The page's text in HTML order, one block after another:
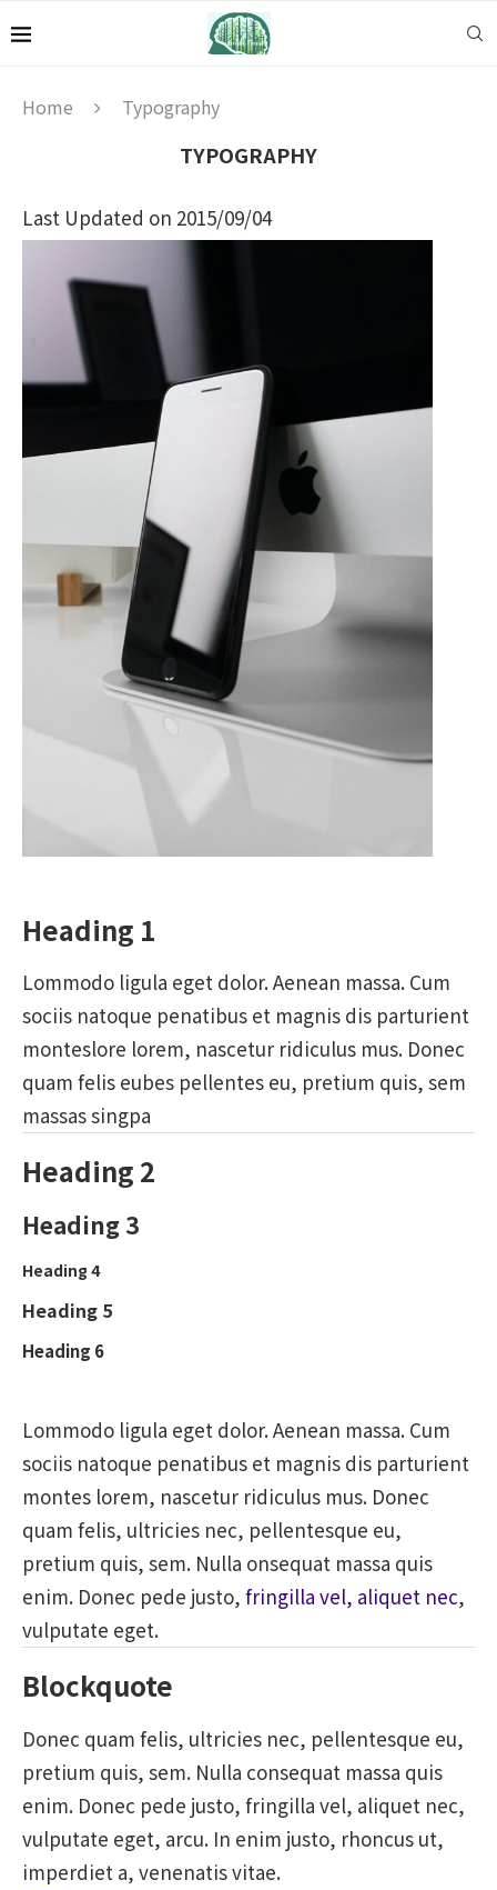
Home Typography
TYPOGRAPHY
Last Updated on 2015/09/04
Heading 1
Lommodo ligula eget dolor. Aenean massa. Cum
sociis natoque penatibus et magnis dis parturient
monteslore lorem, nascetur ridiculus mus. Donec
quam felis eubes pellentes eu, pretium quis, sem
massas singpa
Heading 2
Heading 3
Heading 4
Heading 5
Heading 6
Lommodo ligula eget dolor. Aenean massa. Cum
sociis natoque penatibus et magnis dis parturient
montes lorem, nascetur ridiculus mus. Donec
quam felis, ultricies nec, pellentesque eu,
pretium quis, sem. Nulla onsequat massa quis
enim. Donec pede justo, fringilla vel, aliquet nec,
vulputate eget.
Blockquote
Donec quam felis, ultricies nec, pellentesque eu,
pretium quis, sem. Nulla consequat massa quis
enim. Donec pede justo, fringilla vel, aliquet nec,
vulputate eget, arcu. In enim justo, rhoncus ut,
imperdiet a, venenatis vitae.